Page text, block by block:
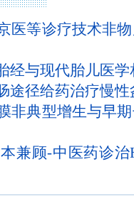
医等诊疗技术非
经与现代胎儿医
途径给药治疗慢性
非典型增生与早
兼顾-中医药诊